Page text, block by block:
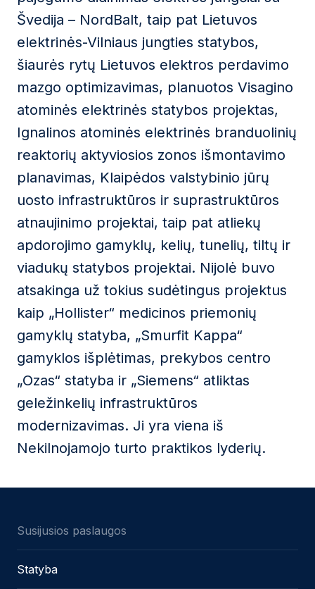
Švedija – NordBalt, taip pat Lietuvos
elektrinės-Vilniaus jungties statybos,
šiaurės rytų Lietuvos elektros perdavimo
mazgo optimizavimas, planuotos Visagino
atominės elektrinės statybos projektas,
Ignalinos atominės elektrinės branduolinių
reaktorių aktyviosios zonos išmontavimo
planavimas, Klaipėdos valstybinio jūrų
uosto infrastruktūros ir suprastruktūros
atnaujinimo projektai, taip pat atliekų
apdorojimo gamyklų, kelių, tunelių, tiltų ir
viadukų statybos projektai. Nijolė buvo
atsakinga už tokius sudėtingus projektus
kaip „Hollister“ medicinos priemonių
gamyklų statyba, „Smurfit Kappa“
gamyklos išplėtimas, prekybos centro
„Ozas“ statyba ir „Siemens“ atliktas
geležinkelių infrastruktūros
modernizavimas. Ji yra viena iš
Nekilnojamojo turto praktikos lyderių.
Susijusios paslaugos
Statyba